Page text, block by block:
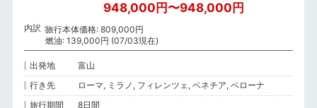
948,000円〜948,000円
内訳 旅行本体価格: 809,000円
燃油: 139,000円 (07/03現在)
出発地
富山
行き先
ローマ, ミラノ, フィレンツェ, ベネチア, ベローナ
旅行期間
8日間